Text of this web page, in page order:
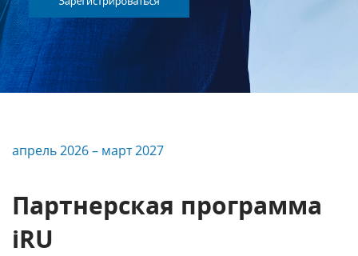
апрель 2026 – март 2027
Партнерская программа
iRU